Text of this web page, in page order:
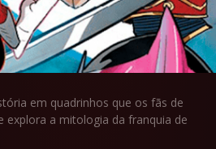
em quadrinhos que os fãs de
explora a mitologia da franquia de